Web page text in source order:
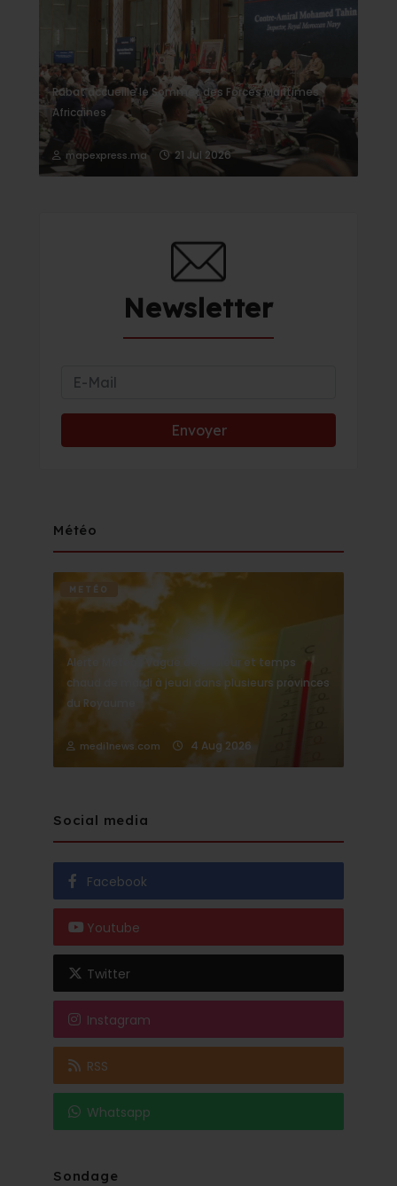
Rabat accueille le Sommet des Forces Maritimes
Africaines
mapexpress.ma 21 Jul 2026
Newsletter
Météo
METÉO
Alerte Météo : Vague de chaleur et temps
chaud de mardi à jeudi dans plusieurs provinces
du Royaume
medi1news.com 4 Aug 2026
Social media
Facebook
Youtube
Twitter
Instagram
RSS
Whatsapp
Sondage